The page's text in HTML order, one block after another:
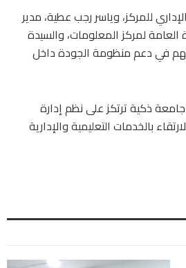
للمركز، وياسر رجب عطية، مدير
العامة لمركز المعلومات، والسيدة
في دعم منظومة الجودة داخل
ذكية ترتكز على نظم إدارة
بالخدمات التعليمية والإدارية